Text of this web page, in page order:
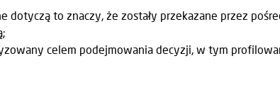
to znaczy, że zostały przekazane przez
celem podejmowania decyzji, w tym